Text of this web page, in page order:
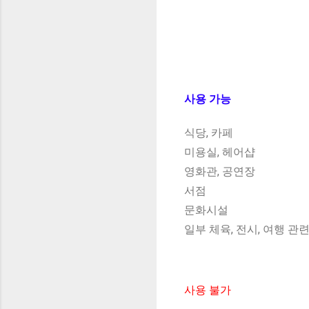
사용 가능
식당, 카페
미용실, 헤어샵
영화관, 공연장
서점
문화시설
일부 체육, 전시, 여행 관
사용 불가